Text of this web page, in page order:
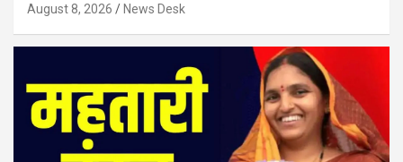
August 8, 2026 News Desk